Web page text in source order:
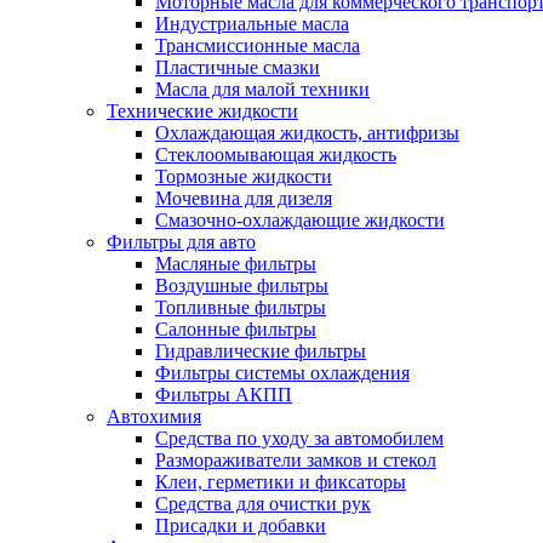
Индустриальные масла
Трансмиссионные масла
Пластичные смазки
Масла для малой техники
Технические жидкости
Охлаждающая жидкость, антифризы
Стеклоомывающая жидкость
Тормозные жидкости
Мочевина для дизеля
Смазочно-охлаждающие жидкости
Фильтры для авто
Масляные фильтры
Воздушные фильтры
Топливные фильтры
Салонные фильтры
Гидравлические фильтры
Фильтры системы охлаждения
Фильтры АКПП
Автохимия
Средства по уходу за автомобилем
Размораживатели замков и стекол
Клеи, герметики и фиксаторы
Средства для очистки рук
Присадки и добавки